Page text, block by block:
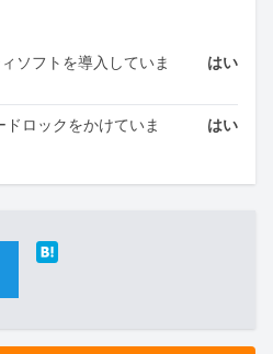
ソフトを導入していま
はい
ロックをかけていま
はい